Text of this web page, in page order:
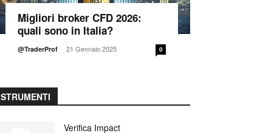
Migliori broker CFD 2026:
quali sono in Italia?
@TraderProf - 21 Gennaio 2025 0
STRUMENTI
Verifica Impact